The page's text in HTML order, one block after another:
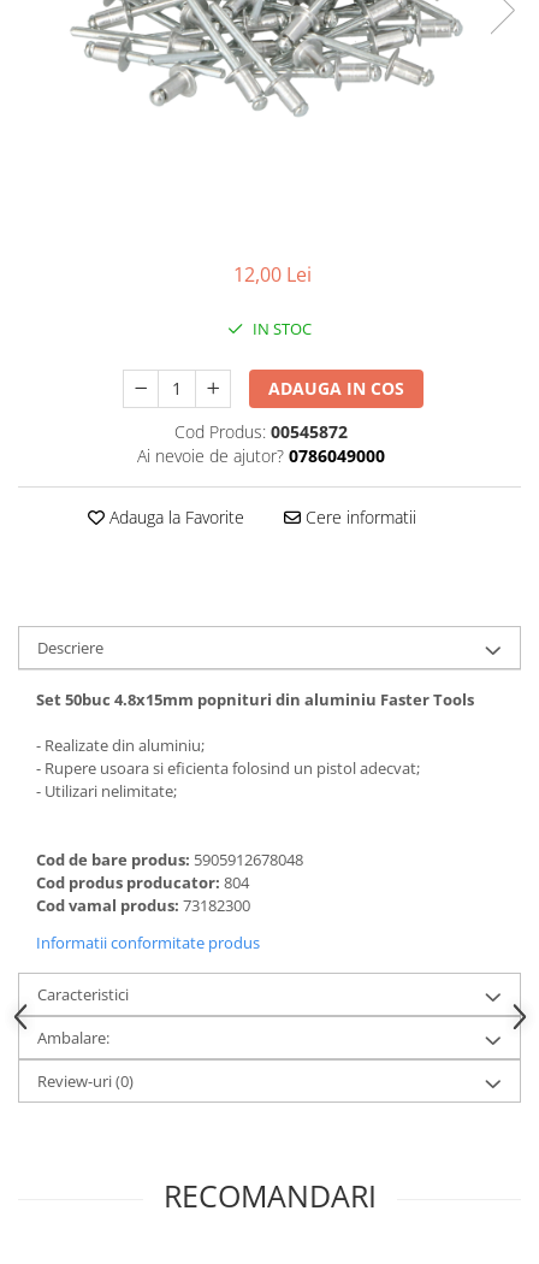
Foarfeci de mana
Galeti de lucru si accesorii
Imbusi si seturi de imbusi
Razuri si razuitoare de mana
Trafaleti speciali
Truse de tubulare si chei
Tubulare 1/2 si accesorii
12,00 Lei
IN STOC
ADAUGA IN COS
Cod Produs: 00545872
Ai nevoie de ajutor? 0786049000
Adauga la Favorite Cere informatii
Descriere
Set 50buc 4.8x15mm popnituri din aluminiu Faster Tools
- Realizate din aluminiu;
- Rupere usoara si eficienta folosind un pistol adecvat;
- Utilizari nelimitate;
Cod de bare produs: 5905912678048
Cod produs producator: 804
Cod vamal produs: 73182300
Informatii conformitate produs
Caracteristici
Ambalare:
Review-uri(0)
RECOMANDARI